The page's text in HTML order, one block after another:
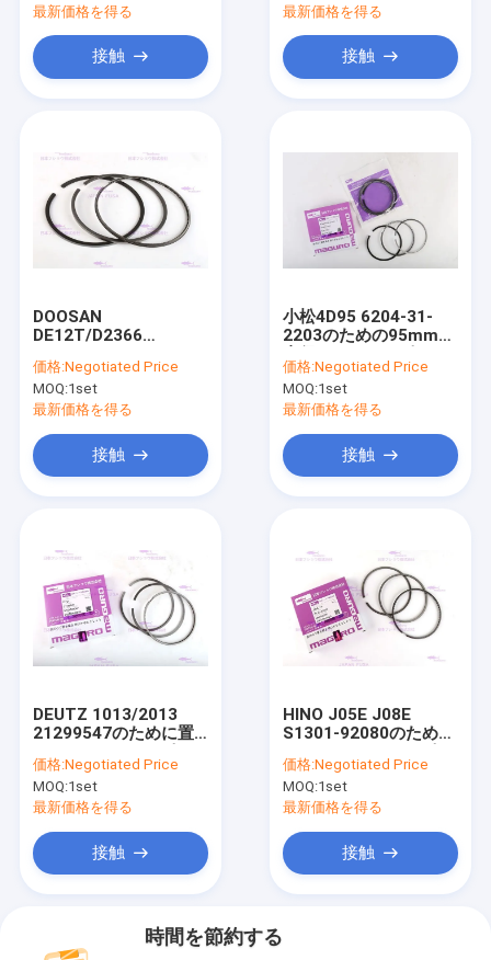
最新価格を得る
接触
最新価格を得る
接触
DOOSAN
DE12T/D2366
のエンジン部分 ピスト
ンOリング
価格:Negotiated Price
MOQ:1set
最新価格を得る
接触
小松4D95 6204-31-
2203のための95mmの
ン・リング
価格:Negotiated Price
MOQ:1set
最新価格を得る
接触
DEUTZ 1013/2013
21299547のために置
ン・リング
価格:Negotiated Price
MOQ:1set
最新価格を得る
接触
HINO J05E J08E
S1301-92080のための
トン・リング
価格:Negotiated Price
MOQ:1set
最新価格を得る
接触
時間を節約する